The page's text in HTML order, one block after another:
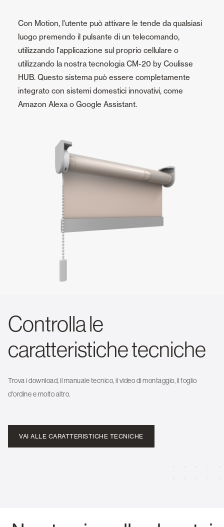
Con Motion, l'utente può attivare le tende da qualsiasi
luogo premendo il pulsante di un telecomando,
utilizzando l'applicazione sul proprio cellulare o
utilizzando la nostra tecnologia CM-20 by Coulisse
HUB. Questo sistema può essere completamente
integrato con sistemi domestici innovativi, come
Amazon Alexa o Google Assistant.
Controlla le
caratteristiche tecniche
Trova i download, il manuale tecnico, il video di montaggio, il foglio
d'ordine e molto altro.
VAI ALLE CARATTERISTICHE TECNICHE